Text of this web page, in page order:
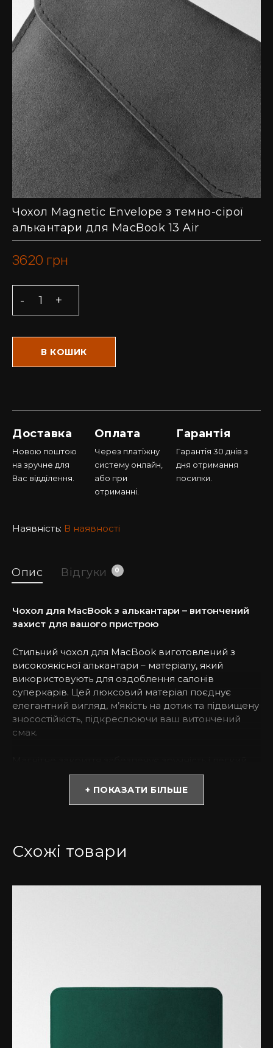
Чохол Magnetic Envelope з темно-сірої
алькантари для MacBook 13 Air
3620 грн
В КОШИК
Доставка
Новою поштою
на зручне для
Вас відділення.
Оплата
Через платіжну
систему онлайн,
або при
отриманні.
Гарантія
Гарантія 30 днів з
дня отримання
посилки.
Наявність: В наявності
Опис Відгуки 0
Чохол для MacBook з алькантари – витончений
захист для вашого пристрою
Стильний чохол для MacBook виготовлений з
високоякісної алькантари – матеріалу, який
використовують для оздоблення салонів
суперкарів. Цей люксовий матеріал поєднує
елегантний вигляд, м’якість на дотик та підвищену
зносостійкість, підкреслюючи ваш витончений
смак.
доступ до вашого ноутбука, поєднуючи
функціональність із сучасним дизайном.
чорний, червоний, коричневий, синій та зелений.
майстрами, які приділяють увагу кожній деталі,
Особливості чохла з алькантари:
+ ПОКАЗАТИ БІЛЬШЕ
Схожі товари